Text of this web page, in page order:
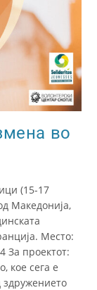
во
(15-17
Македонија,
Место:
За проектот:
кое сега е